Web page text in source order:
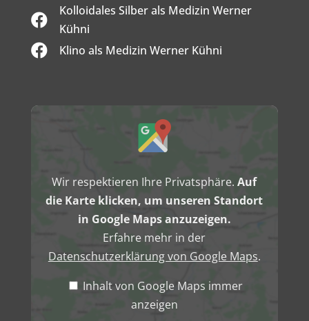

Kolloidales Silber als Medizin Werner
Kühni
 Klino als Medizin Werner Kühni
Inhalt
Wir respektieren Ihre Privatsphäre.Auf
die Karte klicken, um unseren Standort
in Google Maps anzuzeigen.
Erfahre mehr in der
Datenschutzerklärung von Google Maps.
Inhalt von Google Maps immer
anzeigen